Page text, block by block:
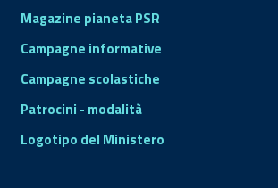
Magazine pianeta PSR
Campagne informative
Campagne scolastiche
Patrocini - modalità
Logotipo del Ministero